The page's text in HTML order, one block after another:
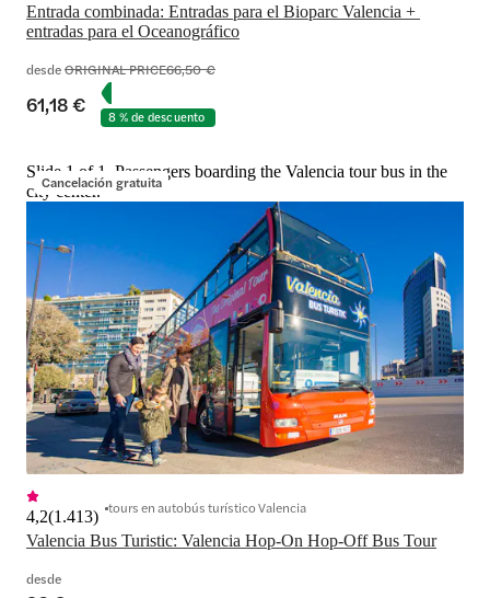
Entrada combinada: Entradas para el Bioparc Valencia +
entradas para el Oceanográfico
desdeORIGINAL PRICE66,50 €
61,18 € 8 % de descuento
Cancelación gratuita
Slide 1 of 1, Passengers boarding the Valencia tour bus in the
city center.
Valencia Bus Turistic: Valencia Hop-On Hop-Off Bus Tour
4,2(1.413) tours en autobús turístico Valencia
desde